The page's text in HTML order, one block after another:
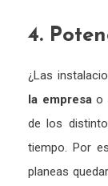
4.
¿Las
la empresao
de los
tiempo. Por
planeas